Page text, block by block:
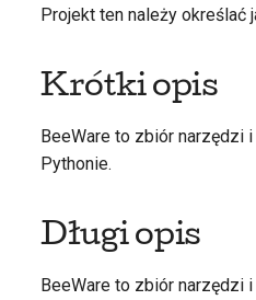
Projekt ten należy określać
Krótki opis
BeeWare to zbiór narzędzi
Pythonie.
Długi opis
BeeWare to zbiór narzędzi